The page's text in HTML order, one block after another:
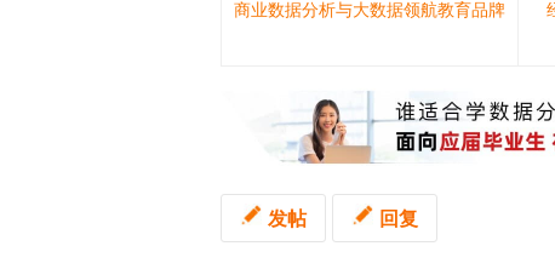
商业数据分析与大数据领航教育品牌
发帖 回复